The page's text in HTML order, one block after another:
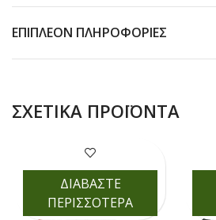
ΕΠΙΠΛΈΟΝ ΠΛΗΡΟΦΟΡΊΕΣ
ΣΧΕΤΙΚΆ ΠΡΟΪΌΝΤΑ
ΔΙΑΒΑΣΤΕ
ΠΕΡΙΣΣΟΤΕΡΑ